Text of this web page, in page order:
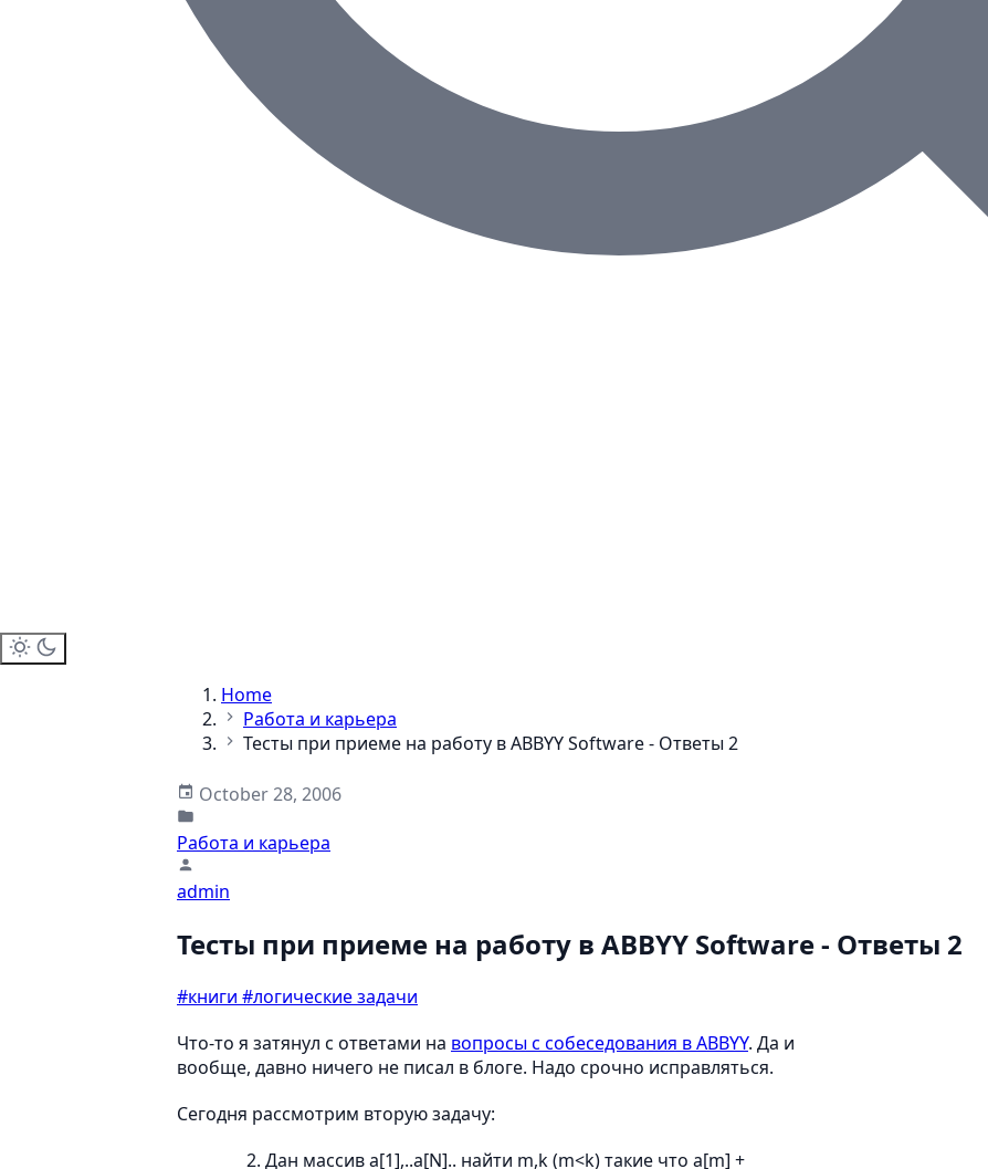
Home
Работа и карьера
Тесты при приеме на работу в ABBYY Software - Ответы 2
October 28, 2006
Работа и карьера
admin
Тесты при приеме на работу в ABBYY Software - Ответы 2
#книги #логические задачи
Что-то я затянул с ответами на вопросы с собеседования в ABBYY. Да и
вообще, давно ничего не писал в блоге. Надо срочно исправляться.
Сегодня рассмотрим вторую задачу:
Дан массив a[1],..a[N].. найти m,k (m<k) такие что a[m] +